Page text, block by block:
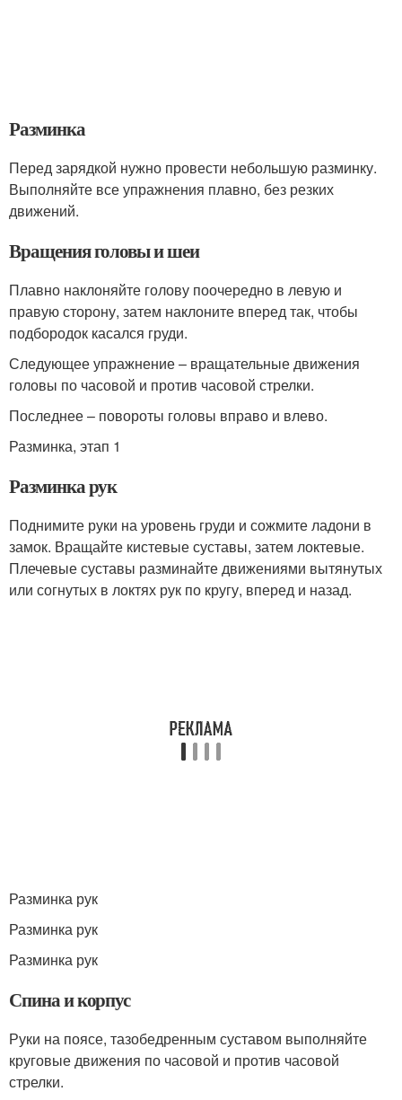
Разминка
Перед зарядкой нужно провести небольшую разминку.
Выполняйте все упражнения плавно, без резких
движений.
Вращения головы и шеи
Плавно наклоняйте голову поочередно в левую и
правую сторону, затем наклоните вперед так, чтобы
подбородок касался груди.
Следующее упражнение – вращательные движения
головы по часовой и против часовой стрелки.
Последнее – повороты головы вправо и влево.
Разминка, этап 1
Разминка рук
Поднимите руки на уровень груди и сожмите ладони в
замок. Вращайте кистевые суставы, затем локтевые.
Плечевые суставы разминайте движениями вытянутых
или согнутых в локтях рук по кругу, вперед и назад.
Разминка рук
Разминка рук
Разминка рук
Спина и корпус
Руки на поясе, тазобедренным суставом выполняйте
круговые движения по часовой и против часовой
стрелки.